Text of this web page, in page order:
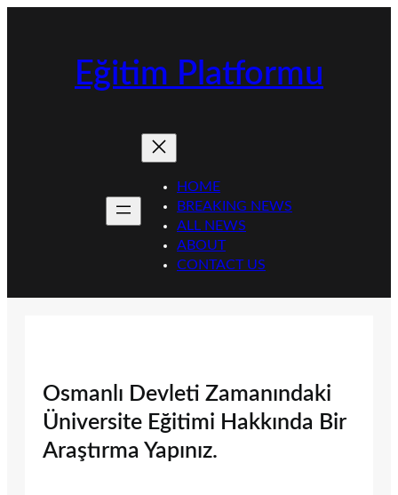
Eğitim Platformu
HOME
BREAKING NEWS
ALL NEWS
ABOUT
CONTACT US
Osmanlı Devleti Zamanındaki
Üniversite Eğitimi Hakkında Bir
Araştırma Yapınız.